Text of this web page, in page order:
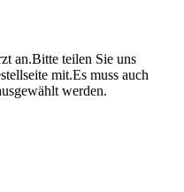
an.Bitte teilen Sie uns
mit.Es muss auch
werden.